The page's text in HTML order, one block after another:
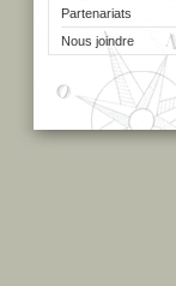
Partenariats
Nous joindre